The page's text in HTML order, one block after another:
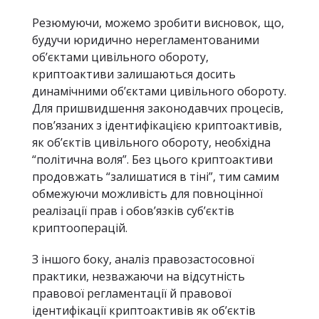
Резюмуючи, можемо зробити висновок, що,
будучи юридично нерегламентованими
об’єктами цивільного обороту,
криптоактиви залишаються досить
динамічними об’єктами цивільного обороту.
Для пришвидшення законодавчих процесів,
пов’язаних з ідентифікацією криптоактивів,
як об’єктів цивільного обороту, необхідна
“політична воля”. Без цього криптоактиви
продовжать “залишатися в тіні”, тим самим
обмежуючи можливість для повноцінної
реалізації прав і обов’язків суб’єктів
криптооперацій.
З іншого боку, аналіз правозастосовної
практики, незважаючи на відсутність
правової регламентації й правової
ідентифікації криптоактивів як об’єктів